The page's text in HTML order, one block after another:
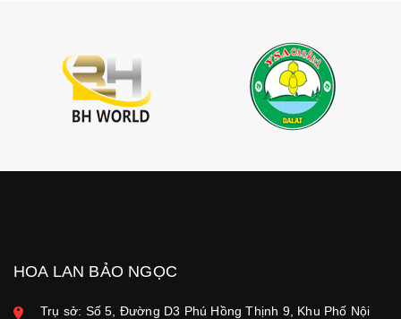
HOA LAN BẢO NGỌC
Trụ sở: Số 5, Đường D3 Phú Hồng Thịnh 9, Khu Phố Nội